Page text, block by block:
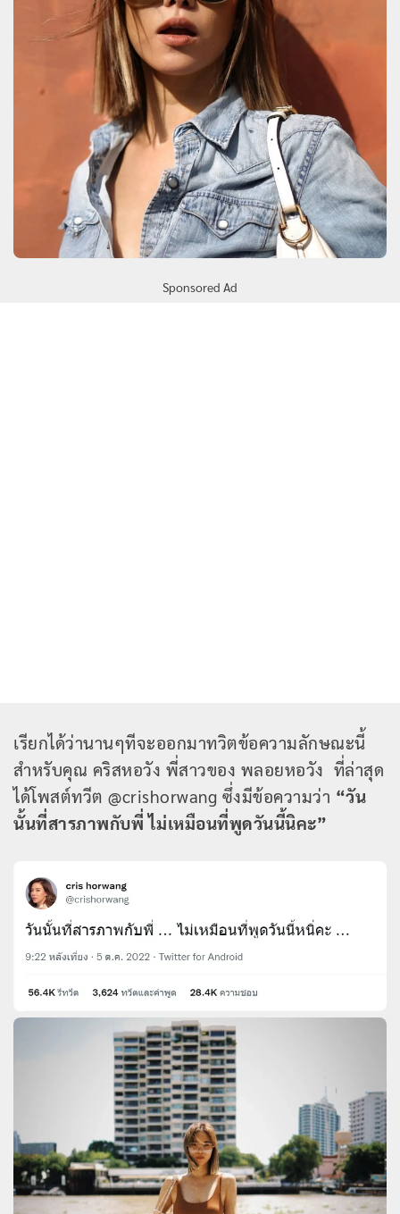
Sponsored Ad
เรียกได้ว่านานๆทีจะออกมาทวิตข้อความลักษณะนี้
สำหรับคุณ คริสหอวัง พี่สาวของ พลอยหอวัง ที่ล่าสุด
ได้โพสต์ทวีต @crishorwang ซึ่งมีข้อความว่า “วัน
นั้นที่สารภาพกับพี่ ไม่เหมือนที่พูดวันนี้นิคะ”